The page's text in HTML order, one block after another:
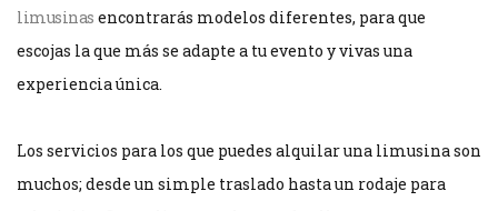
limusinas encontrarás modelos diferentes, para que
escojas la que más se adapte a tu evento y vivas una
experiencia única.
Los servicios para los que puedes alquilar una limusina son
muchos; desde un simple traslado hasta un rodaje para